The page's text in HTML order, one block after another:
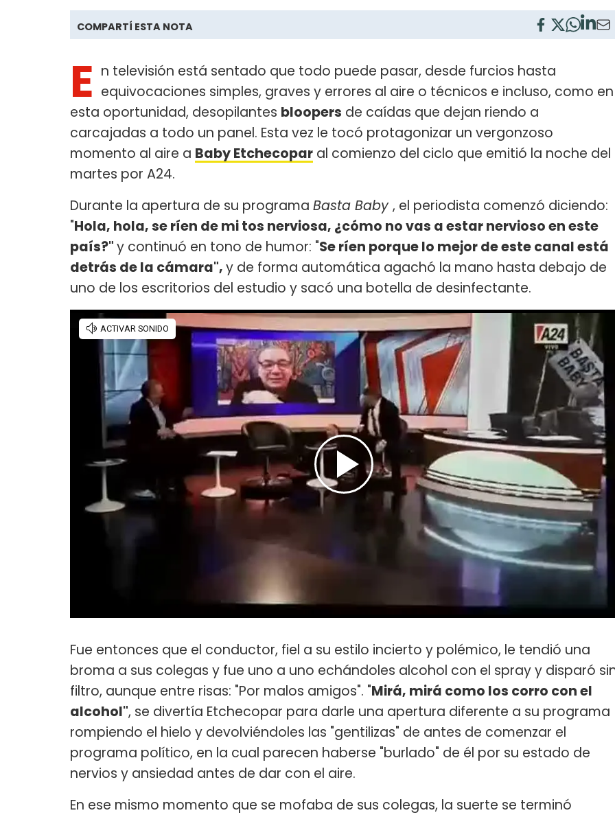
COMPARTÍ ESTA NOTA
E n televisión está sentado que todo puede pasar, desde furcios hasta
equivocaciones simples, graves y errores al aire o técnicos e incluso, como en
esta oportunidad, desopilantes bloopers de caídas que dejan riendo a
carcajadas a todo un panel. Esta vez le tocó protagonizar un vergonzoso
momento al aire a Baby Etchecopar al comienzo del ciclo que emitió la noche del
martes por A24.
Durante la apertura de su programa Basta Baby, el periodista comenzó diciendo:
"Hola, hola, se ríen de mi tos nerviosa, ¿cómo no vas a estar nervioso en este
país?"y continuó en tono de humor: "Se ríen porque lo mejor de este canal está
detrás de la cámara",y de forma automática agachó la mano hasta debajo de
uno de los escritorios del estudio y sacó una botella de desinfectante.
Fue entonces que el conductor, fiel a su estilo incierto y polémico, le tendió una
broma a sus colegas y fue uno a uno echándoles alcohol con el spray y disparó
filtro, aunque entre risas: "Por malos amigos". "Mirá, mirá como los corro con el
alcohol", se divertía Etchecopar para darle una apertura diferente a su programa
rompiendo el hielo y devolviéndoles las "gentilizas" de antes de comenzar el
programa político, en la cual parecen haberse "burlado" de él por su estado de
nervios y ansiedad antes de dar con el aire.
En ese mismo momento que se mofaba de sus colegas, la suerte se terminó